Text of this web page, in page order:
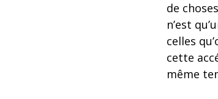
de
n’est
celles
cette
même